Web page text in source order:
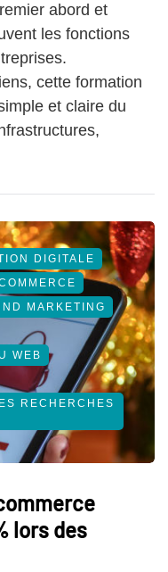
abord et
les fonctions
cette formation
et claire du
DIGITALE
MARKETING
WEB
RECHERCHES
lors des